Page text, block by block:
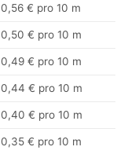
0,56 € pro 10 m
0,50 € pro 10 m
0,49 € pro 10 m
0,44 € pro 10 m
0,40 € pro 10 m
0,35 € pro 10 m